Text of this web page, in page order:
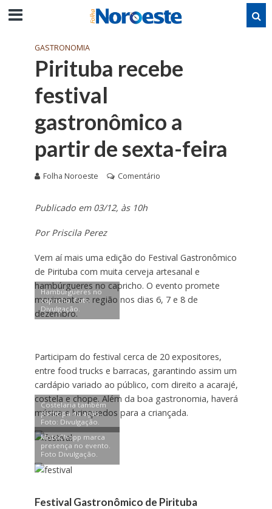
GASTRONOMIA
Pirituba recebe
festival
gastronômico a
partir de sexta-feira
Folha Noroeste Comentário
Publicado em 03/12, às 10h
Por Priscila Perez
Vem aí mais uma edição do Festival Gastronômico
de Pirituba com muita cerveja artesanal e
hambúrgueres no capricho. O evento promete
movimentar a região nos dias 6, 7 e 8 de
dezembro.
Hambúrgueres no
capricho. Foto
Divulgação.
Participam do festival cerca de 20 expositores,
entre food trucks e barracas, garantindo assim um
cardápio variado ao público, com direito a acarajé,
costela e chope. Além da boa gastronomia, haverá
música e brinquedos para a criançada.
Costelaria também
participa da ação.
Foto: Divulgação.
MotoChopp marca
presença no evento.
Foto Divulgação.
Festival Gastronômico de Pirituba